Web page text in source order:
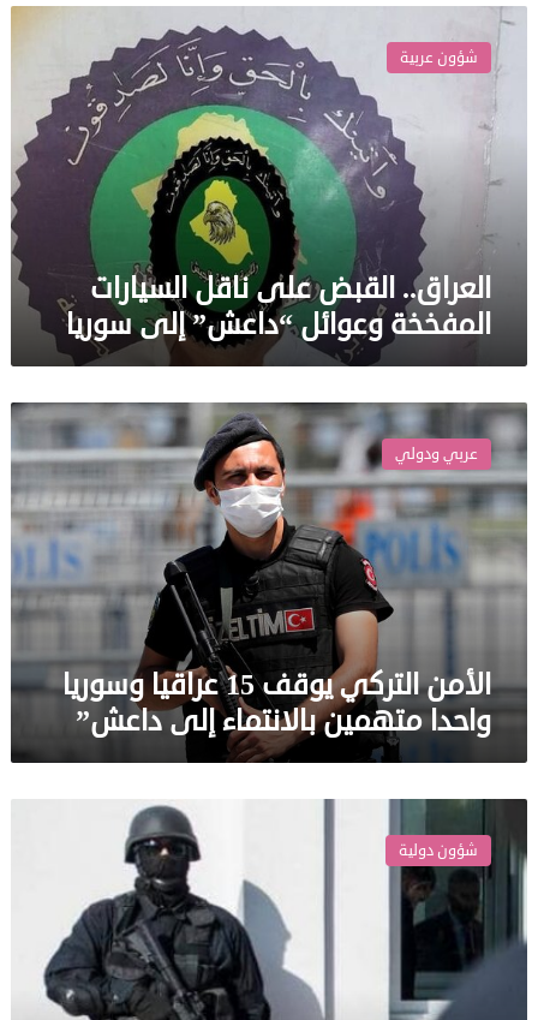
العراق..
القبض
على
السيارات
المفخخة
وعوائل
“داعش”
شؤون عربية
العراق.. القبض على ناقل السيارات
المفخخة وعوائل “داعش” إلى سوريا
الأمن
التركي
يوقف
15
عراقيا
وسوريا
واحدا
متهمين
عربي ودولي
الأمن التركي يوقف 15 عراقيا وسوريا
واحدا متهمين بالانتماء إلى داعش”
تفكيك
خلية
“دواعش”
لـ”مشاريع
إرهابية”
شؤون دولية